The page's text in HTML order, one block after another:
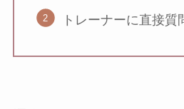
トレーナーに直接質